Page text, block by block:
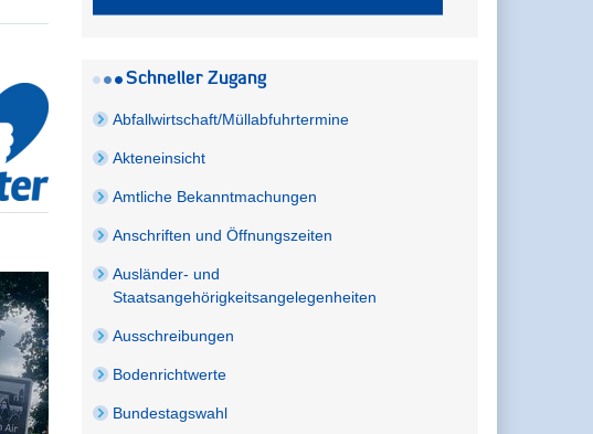
Schneller Zugang
Abfallwirtschaft/Müllabfuhrtermine
Akteneinsicht
Amtliche Bekanntmachungen
Anschriften und Öffnungszeiten
Ausländer- und
Staatsangehörigkeitsangelegenheiten
Ausschreibungen
Bodenrichtwerte
Bundestagswahl